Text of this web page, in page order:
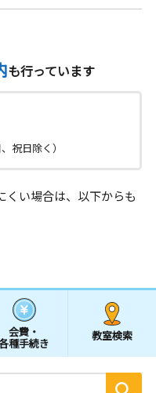
も行っています
祝日除く）
くい場合は、以下からも
会費・
種手続き
教室検索